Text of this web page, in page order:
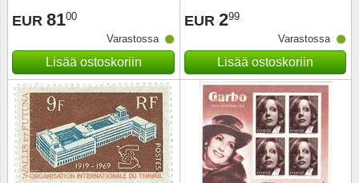
EUR 8100
Varastossa
Lisää ostoskoriin
EUR 299
Varastossa
Lisää ostoskoriin